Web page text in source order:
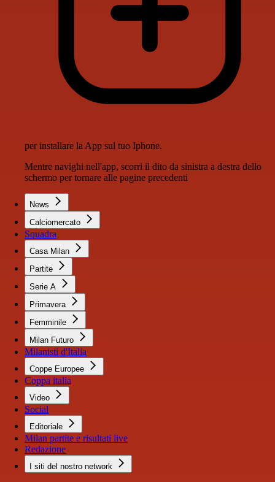
per installare la App sul tuo Iphone.
Mentre navighi nell'app, scorri il dito da sinistra a destra dello
schermo per tornare alle pagine precedenti
News
Calciomercato
Squadra
Casa Milan
Partite
Serie A
Primavera
Femminile
Milan Futuro
Milanisti d'Italia
Coppe Europee
Coppa italia
Video
Social
Editoriale
Milan partite e risultati live
Redazione
I siti del nostro network